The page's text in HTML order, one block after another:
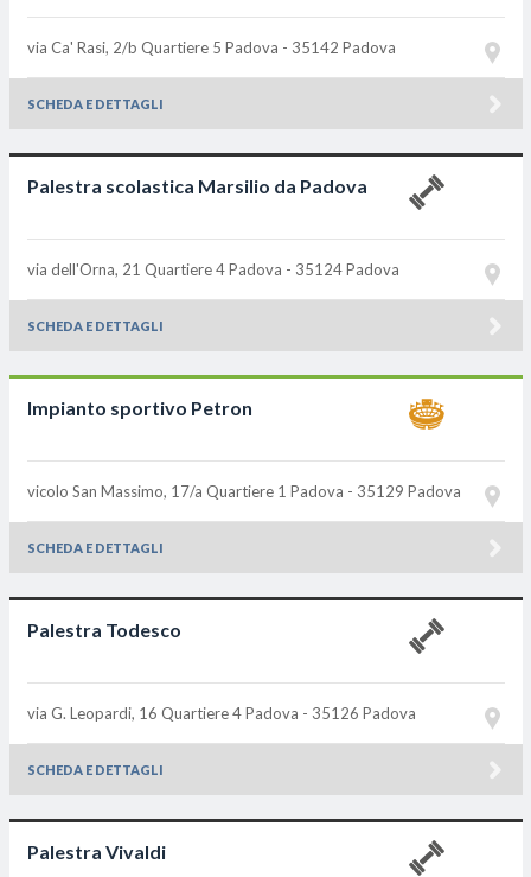
via Ca' Rasi, 2/b Quartiere 5 Padova - 35142 Padova
SCHEDA E DETTAGLI
Palestra scolastica Marsilio da Padova
via dell'Orna, 21 Quartiere 4 Padova - 35124 Padova
SCHEDA E DETTAGLI
Impianto sportivo Petron
vicolo San Massimo, 17/a Quartiere 1 Padova - 35129 Padova
SCHEDA E DETTAGLI
Palestra Todesco
via G. Leopardi, 16 Quartiere 4 Padova - 35126 Padova
SCHEDA E DETTAGLI
Palestra Vivaldi